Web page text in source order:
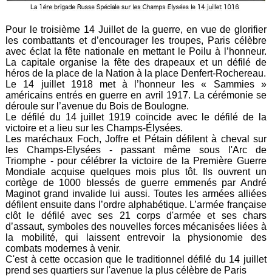
Pour le troisième 14 Juillet de la guerre, en vue de glorifier
les combattants et d’encourager les troupes, Paris célèbre
avec éclat la fête nationale en mettant le Poilu à l’honneur.
La capitale organise la fête des drapeaux et un défilé de
héros de la place de la Nation à la place Denfert-Rochereau.
Le 14 juillet 1918 met à l’honneur les « Sammies »
américains entrés en guerre en avril 1917. La cérémonie se
déroule sur l’avenue du Bois de Boulogne.
Le défilé du 14 juillet 1919 coïncide avec le défilé de la
victoire et a lieu sur les Champs-Élysées.
Les maréchaux Foch, Joffre et Pétain défilent à cheval sur
les Champs-Elysées - passant même sous l'Arc de
Triomphe - pour célébrer la victoire de la Première Guerre
Mondiale acquise quelques mois plus tôt. Ils ouvrent un
cortège de 1000 blessés de guerre emmenés par André
Maginot grand invalide lui aussi. Toutes les armées alliées
défilent ensuite dans l’ordre alphabétique. L’armée française
clôt le défilé avec ses 21 corps d'armée et ses chars
d’assaut, symboles des nouvelles forces mécanisées liées à
la mobilité, qui laissent entrevoir la physionomie des
combats modernes à venir.
C'est à cette occasion que le traditionnel défilé du 14 juillet
prend ses quartiers sur l'avenue la plus célèbre de Paris